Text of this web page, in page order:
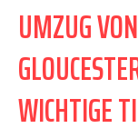
UMZUG
WICHTIGE